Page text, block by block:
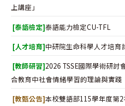
上講座」
[泰語檢定]泰語能力檢定CU-TFL
[人才培育]中研院生命科學人才培育
[教師研習]2026 TSSE國際學術研
合教育中社會情緒學習的理論與實踐
[教甄公告]本校雙語部115學年度第